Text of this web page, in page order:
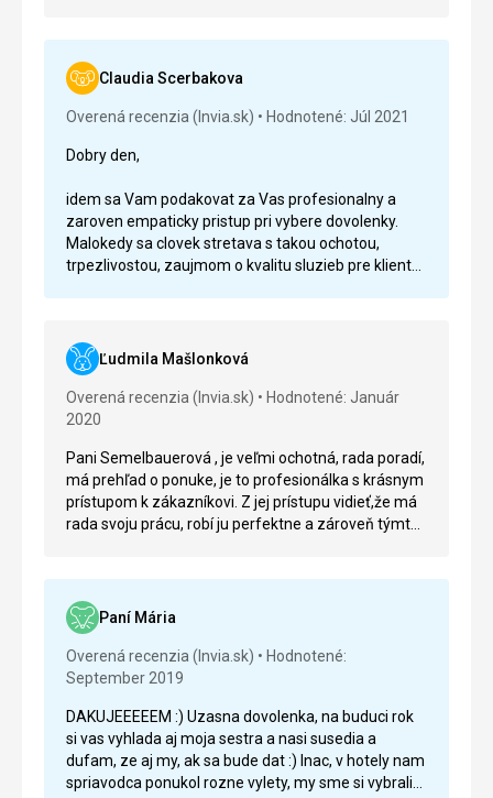
Vám paní Brezovská ještě jednou moc děkuji za Váš
přístup a veškerou snahu, mezi přáteli Vaši CK jen
chválím a doporučuji. Přeji Vám osobně hlavně
zase někdy příště. Jaroslav Herčík & syn
Claudia Scerbakova
Overená recenzia (Invia.sk) Hodnotené: Júl 2021
Dobry den,
idem sa Vam podakovat za Vas profesionalny a
zaroven empaticky pristup pri vybere dovolenky.
Malokedy sa clovek stretava s takou ochotou,
trpezlivostou, zaujmom o kvalitu sluzieb pre klienta
Ľudmila Mašlonková
Overená recenzia (Invia.sk)
Hodnotené: Január
2020
Pani Semelbauerová , je veľmi ochotná, rada poradí,
má prehľad o ponuke, je to profesionálka s krásnym
prístupom k zákazníkovi. Z jej prístupu vidieť,že má
rada svoju prácu, robí ju perfektne a zároveň týmto
ju aj svojim známym. Prosím, aby táto recenzia bola
uverejnená aj na Vašej stránke.
Paní Mária
Overená recenzia (Invia.sk)
Hodnotené:
September 2019
DAKUJEEEEEM :) Uzasna dovolenka, na buduci rok
si vas vyhlada aj moja sestra a nasi susedia a
dufam, ze aj my, ak sa bude dat :) Inac, v hotely nam
spriavodca ponukol rozne vylety, my sme si vybrali